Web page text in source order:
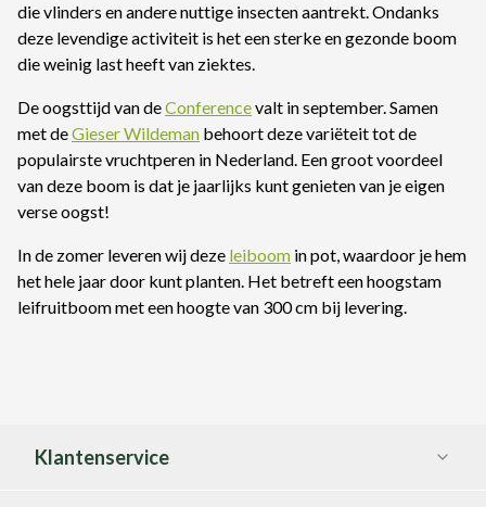
die vlinders en andere nuttige insecten aantrekt. Ondanks
deze levendige activiteit is het een sterke en gezonde boom
die weinig last heeft van ziektes.
De oogsttijd van deConferencevalt in september. Samen
met deGieser Wildeman behoort deze variëteit tot de
populairste vruchtperen in Nederland. Een groot voordeel
van deze boom is dat je jaarlijks kunt genieten van je eigen
verse oogst!
In de zomer leveren wij deze leiboom in pot, waardoor je hem
het hele jaar door kunt planten. Het betreft een hoogstam
leifruitboom met een hoogte van 300 cm bij levering.
Klantenservice